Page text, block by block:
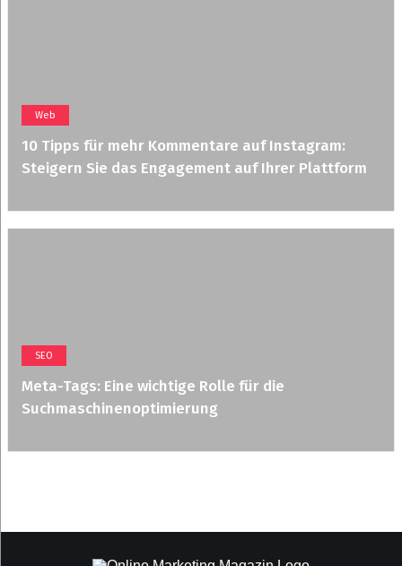
Web
10 Tipps für mehr Kommentare auf Instagram:
Steigern Sie das Engagement auf Ihrer Plattform
SEO
Meta-Tags: Eine wichtige Rolle für die
Suchmaschinenoptimierung